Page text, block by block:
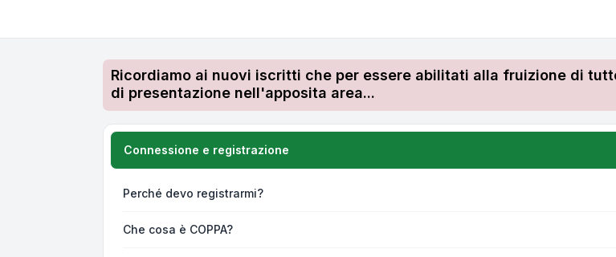
Ricordiamo ai nuovi iscritti che per essere abilitati alla fruizione di
di presentazione nell'apposita area...
Connessione e registrazione
Perché devo registrarmi?
Che cosa è COPPA?